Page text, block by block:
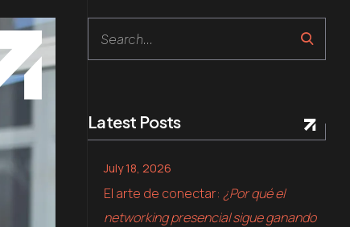
Search
Latest Posts
El arte de conectar: ¿Por qué el
networking presencial sigue ganando
July 18, 2026